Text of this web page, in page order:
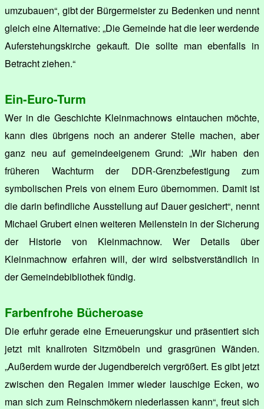
umzubauen“, gibt der Bürgermeister zu Bedenken und nennt
gleich eine Alternative: „Die Gemeinde hat die leer werdende
Auferstehungskirche gekauft. Die sollte man ebenfalls in
Betracht ziehen.“
Ein-Euro-Turm
Wer in die Geschichte Kleinmachnows eintauchen möchte,
kann dies übrigens noch an anderer Stelle machen, aber
ganz neu auf gemeindeeigenem Grund: „Wir haben den
früheren Wachturm der DDR-Grenzbefestigung zum
symbolischen Preis von einem Euro übernommen. Damit ist
die darin befindliche Ausstellung auf Dauer gesichert“, nennt
Michael Grubert einen weiteren Meilenstein in der Sicherung
der Historie von Kleinmachnow. Wer Details über
Kleinmachnow erfahren will, der wird selbstverständlich in
der Gemeindebibliothek fündig.
Farbenfrohe Bücheroase
Die erfuhr gerade eine Erneuerungskur und präsentiert sich
jetzt mit knallroten Sitzmöbeln und grasgrünen Wänden.
„Außerdem wurde der Jugendbereich vergrößert. Es gibt jetzt
zwischen den Regalen immer wieder lauschige Ecken, wo
man sich zum Reinschmökern niederlassen kann“, freut sich